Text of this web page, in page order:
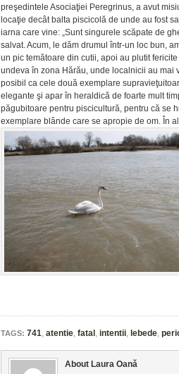
preşedintele Asociaţiei Peregrinus, a avut
locaţie decât balta piscicolă de unde au fost
iarna care vine: „Sunt singurele scăpate de
salvat. Acum, le dăm drumul într-un loc bun,
un pic temătoare din cutii, apoi au plutit
undeva în zona Hărău, unde localnicii au mai
posibil ca cele două exemplare
elegante şi apar în heraldică de foarte mult
păgubitoare pentru piscicultură, pentru că se
exemplare blânde care se apropie de om. În
TAGS: 741, atentie, fatal , intentii, lebede,
About Laura Oană